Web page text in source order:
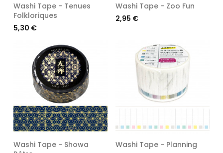
Washi Tape - Tenues
Folkloriques
Prix
5,30 €
Washi Tape - Zoo Fun
Prix
2,95 €
Washi Tape - Showa
Washi Tape - Planning